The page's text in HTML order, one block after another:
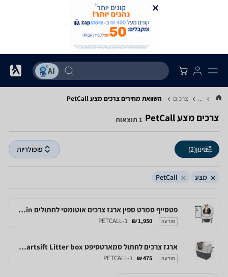
... צרכים השוואת מחירים צרכים ‏מצע ‏PetCall
צרכים ‏מצע ‏PetCall 1 תוצאות
סינון(2) פופולריות
מצע PetCall
פטסייף סמרט ספין ארגז צרכים אוטומטי לחתולים Petsafe Scoopfree Smartspin
מודעה 1,950 ₪ ב-PETCALL
ארגז צרכים לחתול סמארטסיפט Catit Smartsift Litter box
מודעה 475 ₪ ב-PETCALL